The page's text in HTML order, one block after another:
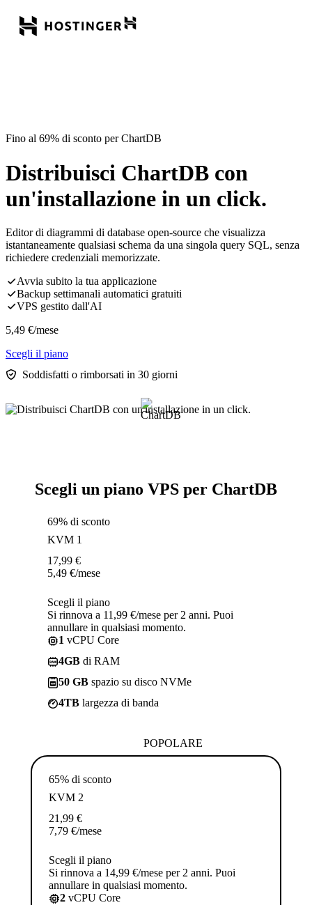
Fino al 69% di sconto per ChartDB
Distribuisci ChartDB con
un'installazione in un click.
Editor di diagrammi di database open-source che visualizza
istantaneamente qualsiasi schema da una singola query SQL, senza
richiedere credenziali memorizzate.
Avvia subito la tua applicazione
Backup settimanali automatici gratuiti
VPS gestito dall'AI
5,49 €/mese
Scegli il piano
Soddisfatti o rimborsati in 30 giorni
Scegli un piano VPS per ChartDB
69% di sconto
KVM 1
17,99 €
5,49 €/mese
Scegli il piano
Si rinnova a 11,99 €/mese per 2 anni. Puoi
annullare in qualsiasi momento.
1 vCPU Core
4GB di RAM
50 GB spazio su disco NVMe
4TB largezza di banda
POPOLARE
65% di sconto
KVM 2
21,99 €
7,79 €/mese
Scegli il piano
Si rinnova a 14,99 €/mese per 2 anni. Puoi
annullare in qualsiasi momento.
2 vCPU Core